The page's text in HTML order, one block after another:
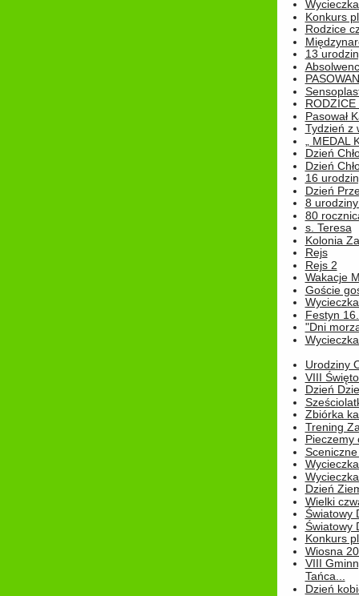
Konkurs
Rodzice
13
Pasował
Tydzień z
„
Dzień
Dzień
16
Dzień
8
80
s. Teresa
Kolonia
Rejs
Rejs 2
Wakacje
Goście
Festyn
"Dni
Urodziny
VIII
Dzień
Zbiórka
Trening
Pieczemy
Dzień
Wielki
Światowy
Światowy
Konkurs
Wiosna
VIII
Tańca...
Dzień